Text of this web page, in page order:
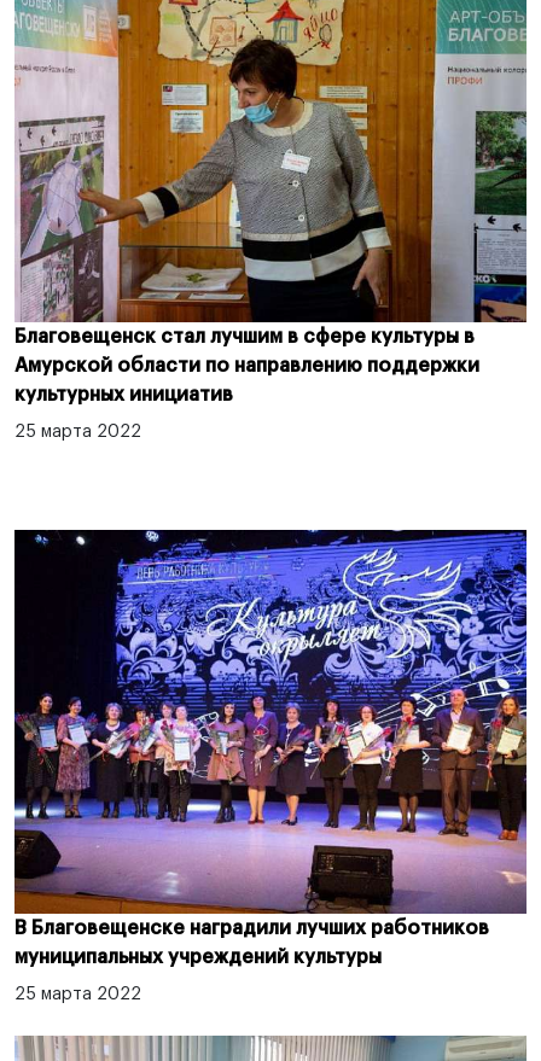
Благовещенск стал лучшим в сфере культуры в
Амурской области по направлению поддержки
культурных инициатив
25 марта 2022
В Благовещенске наградили лучших работников
муниципальных учреждений культуры
25 марта 2022